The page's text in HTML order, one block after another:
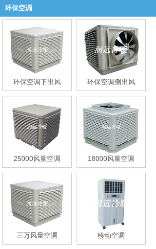
环保空调
环保空调下出风 环保空调侧出风
25000风量空调 18000风量空调
三万风量空调 移动空调